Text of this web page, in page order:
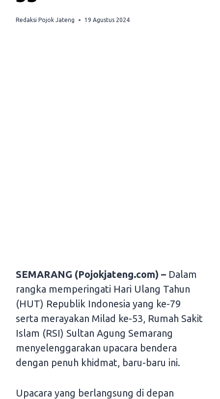
Redaksi Pojok Jateng 19 Agustus 2024
SEMARANG (Pojokjateng.com) – Dalam
rangka memperingati Hari Ulang Tahun
(HUT) Republik Indonesia yang ke-79
serta merayakan Milad ke-53, Rumah Sakit
Islam (RSI) Sultan Agung Semarang
menyelenggarakan upacara bendera
dengan penuh khidmat, baru-baru ini.
Upacara yang berlangsung di depan